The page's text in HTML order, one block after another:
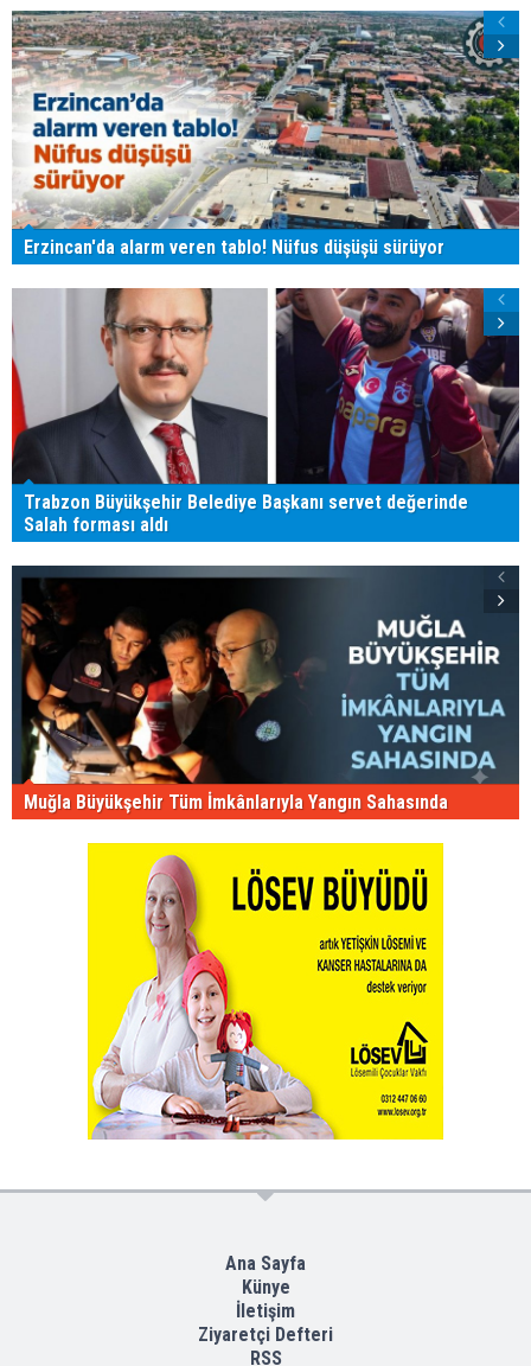
Erzincan'da alarm veren tablo! Nüfus düşüşü sürüyor
Trabzon Büyükşehir Belediye Başkanı servet değerinde
Salah forması aldı
Muğla Büyükşehir Tüm İmkânlarıyla Yangın Sahasında
Ana Sayfa
Künye
İletişim
Ziyaretçi Defteri
RSS